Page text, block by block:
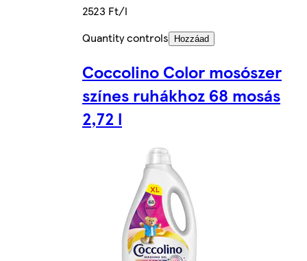
2523 Ft/l
Quantity controls
Hozzáad
Coccolino Color mosószer
színes ruhákhoz 68 mosás
2,72 l